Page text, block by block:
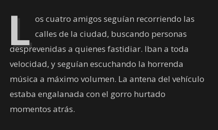
L os cuatro amigos seguían recorriendo las
calles de la ciudad, buscando personas
desprevenidas a quienes fastidiar. Iban a toda
velocidad, y seguían escuchando la horrenda
música a máximo volumen. La antena del vehículo
estaba engalanada con el gorro hurtado
momentos atrás.